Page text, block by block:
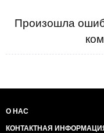
Произошла
О НАС
КОНТАКТНАЯ